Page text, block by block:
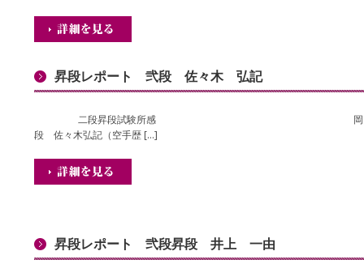
昇段レポート 弐段 佐々木 弘記
二段昇段試験所感 岡山西
段 佐々木弘記（空手歴 […]
昇段レポート 弐段昇段 井上 一由